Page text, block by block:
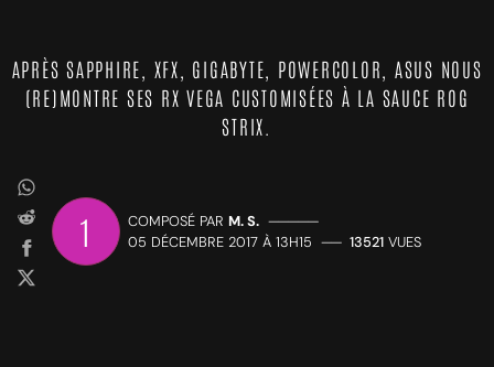
APRÈS SAPPHIRE, XFX, GIGABYTE, POWERCOLOR, ASUS NOUS
(RE)MONTRE SES RX VEGA CUSTOMISÉES À LA SAUCE ROG
STRIX.
1 COMPOSÉ PAR M. S. —————
05 DÉCEMBRE 2017 À 13H15 —— 13521 VUES